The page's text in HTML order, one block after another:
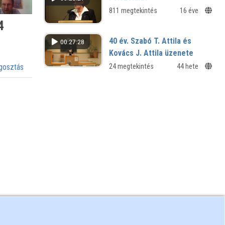
811 megtekintés 16 éve
00:27:28
40 év. Szabó T. Attila és
Kovács J. Attila üzenete
24 megtekintés 44 hete